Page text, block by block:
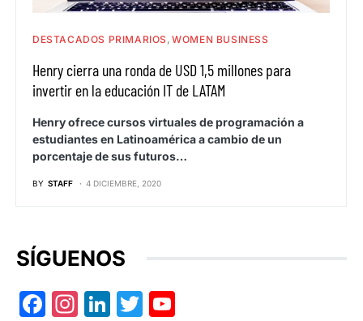
DESTACADOS PRIMARIOS WOMEN BUSINESS
Henry cierra una ronda de USD 1,5 millones para
invertir en la educación IT de LATAM
Henry ofrece cursos virtuales de programación a
estudiantes en Latinoamérica a cambio de un
porcentaje de sus futuros…
BY STAFF 4 DICIEMBRE, 2020
SÍGUENOS
Facebook
Instagram
LinkedIn
Twitter